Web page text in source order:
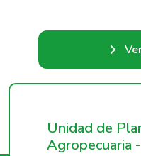
Unidad de
Agropecuaria